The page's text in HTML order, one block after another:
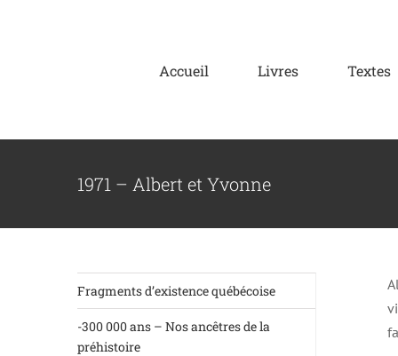
Accueil Livres Textes
1971 – Albert et Yvonne
Fragments d’existence québécoise
-300 000 ans – Nos ancêtres de la
préhistoire